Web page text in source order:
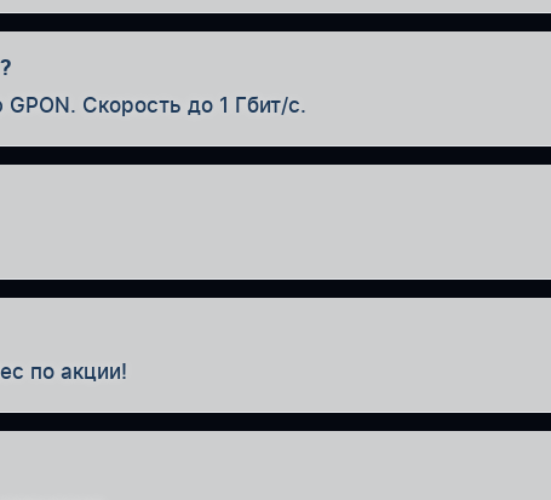
Скорость до 1 Гбит/с.
по акции!